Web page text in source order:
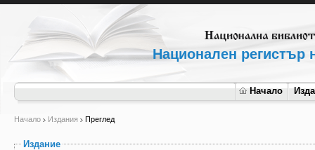
Национален регистър
Начало
Начало Издания Преглед
Издание